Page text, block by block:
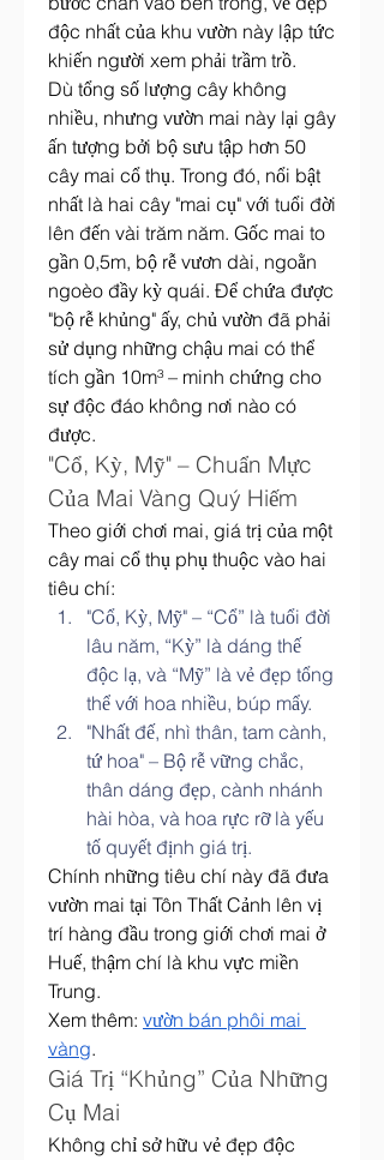
độc nhất của khu vườn này lập tức
khiến người xem phải trầm trồ.
Dù tổng số lượng cây không
nhiều, nhưng vườn mai này lại gây
ấn tượng bởi bộ sưu tập hơn 50
cây mai cổ thụ. Trong đó, nổi bật
nhất là hai cây "mai cụ" với tuổi đời
lên đến vài trăm năm. Gốc mai to
gần 0,5m, bộ rễ vươn dài, ngoằn
ngoèo đầy kỳ quái. Để chứa được
"bộ rễ khủng" ấy, chủ vườn đã phải
sử dụng những chậu mai có thể
tích gần 10m³ – minh chứng cho
sự độc đáo không nơi nào có
được.
"Cổ, Kỳ, Mỹ" – Chuẩn Mực
Của Mai Vàng Quý Hiếm
Theo giới chơi mai, giá trị của một
cây mai cổ thụ phụ thuộc vào hai
tiêu chí:
"Cổ, Kỳ, Mỹ" – “Cổ” là tuổi đời
lâu năm, “Kỳ” là dáng thế
độc lạ, và “Mỹ” là vẻ đẹp tổng
thể với hoa nhiều, búp mẩy.
"Nhất đế, nhì thân, tam cành,
tứ hoa" – Bộ rễ vững chắc,
thân dáng đẹp, cành nhánh
hài hòa, và hoa rực rỡ là yếu
tố quyết định giá trị.
Chính những tiêu chí này đã đưa
vườn mai tại Tôn Thất Cảnh lên vị
trí hàng đầu trong giới chơi mai ở
Huế, thậm chí là khu vực miền
Trung.
Xem thêm: vườn bán phôi mai
vàng.
Giá Trị “Khủng” Của Những
Cụ Mai
Không chỉ sở hữu vẻ đẹp độc